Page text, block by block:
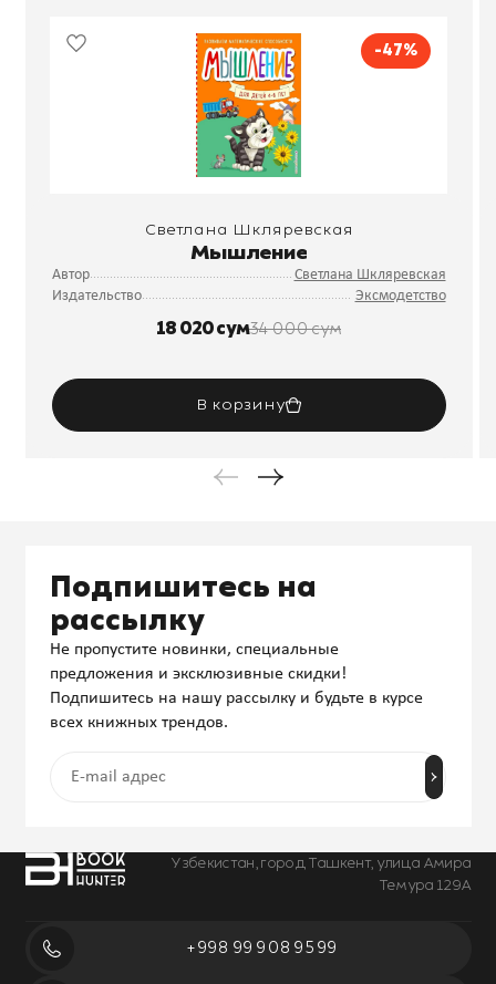
-47%
Светлана Шкляревская
Мышление
Автор
Светлана Шкляревская
Издательство
Эксмодетство
18 020 сум34 000 сум
В корзину
Узбекистан, город Ташкент, улица Амира
Темура 129А
+998 99 908 95 99
Подпишитесь на
рассылку
Не пропустите новинки, специальные
предложения и эксклюзивные скидки!
Подпишитесь на нашу рассылку и будьте в курсе
всех книжных трендов.